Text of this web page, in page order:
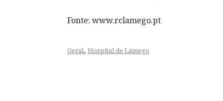
Fonte: www.rclamego.pt
Geral, Hospital de Lamego